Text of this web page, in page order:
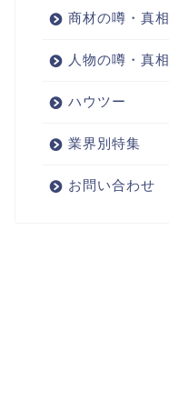
商材の噂・真相
人物の噂・真相
ハウツー
業界別特集
お問い合わせ